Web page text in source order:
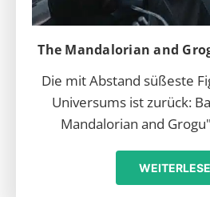
The Mandalorian and
Die mit Abstand süßeste
Universums ist zurück:
Mandalorian and